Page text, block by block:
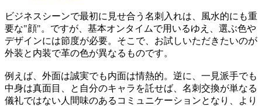
ビジネスシーンで最初に見せ合う名刺入れは、風水的にも重
要な"顔"。ですが、基本オンタイムで用いるゆえ、選ぶ色や
デザインには節度が必要。そこで、お試しいただきたいのが
外装と内装で革の色が異なるものです。
例えば、外面は誠実でも内面は情熱的。逆に、一見派手でも
中身は真面目、と自分のキャラを託せば、名刺交換が単なる
儀礼ではない人間味のあるコミュニケーションとなり、より